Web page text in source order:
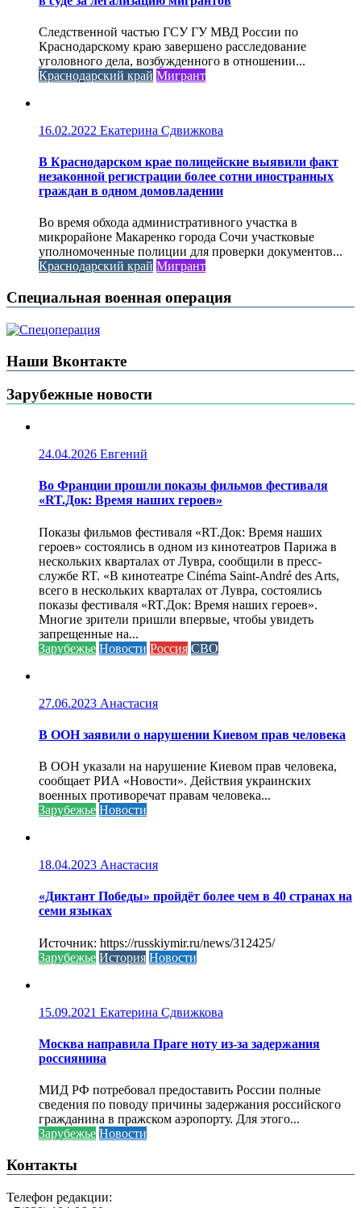
Следственной частью ГСУ ГУ МВД России по
Краснодарскому краю завершено расследование
уголовного дела, возбужденного в отношении...
Краснодарский край Мигрант
16.02.2022 Екатерина Сдвижкова
В Краснодарском крае полицейские выявили факт
незаконной регистрации более сотни иностранных
граждан в одном домовладении
Во время обхода административного участка в
микрорайоне Макаренко города Сочи участковые
уполномоченные полиции для проверки документов...
Краснодарский край Мигрант
Специальная военная операция
Наши Вконтакте
Зарубежные новости
24.04.2026 Евгений
Во Франции прошли показы фильмов фестиваля
«RT.Док: Время наших героев»
Показы фильмов фестиваля «RT.Док: Время наших
героев» состоялись в одном из кинотеатров Парижа в
нескольких кварталах от Лувра, сообщили в пресс-
службе RT. «В кинотеатре Cinéma Saint-André des Arts,
всего в нескольких кварталах от Лувра, состоялись
показы фестиваля «RT.Док: Время наших героев».
Многие зрители пришли впервые, чтобы увидеть
запрещенные на...
Зарубежье Новости Россия СВО
27.06.2023 Анастасия
В ООН заявили о нарушении Киевом прав человека
В ООН указали на нарушение Киевом прав человека,
сообщает РИА «Новости». Действия украинских
военных противоречат правам человека...
Зарубежье Новости
18.04.2023 Анастасия
«Диктант Победы» пройдёт более чем в 40 странах на
семи языках
Источник: https://russkiymir.ru/news/312425/
Зарубежье История Новости
15.09.2021 Екатерина Сдвижкова
Москва направила Праге ноту из-за задержания
россиянина
МИД РФ потребовал предоставить России полные
сведения по поводу причины задержания российского
гражданина в пражском аэропорту. Для этого...
Зарубежье Новости
Контакты
Телефон редакции: